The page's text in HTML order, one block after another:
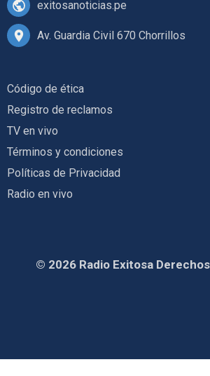
exitosanoticias.pe
Av. Guardia Civil 670 Chorrillos
Código de ética
Registro de reclamos
TV en vivo
Términos y condiciones
Políticas de Privacidad
Radio en vivo
© 2026 Radio Exitosa